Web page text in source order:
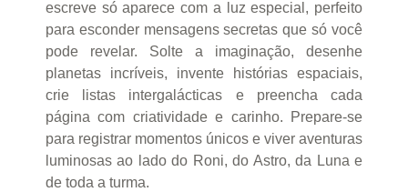
escreve só aparece com a luz especial, perfeito
para esconder mensagens secretas que só você
pode revelar. Solte a imaginação, desenhe
planetas incríveis, invente histórias espaciais,
crie listas intergalácticas e preencha cada
página com criatividade e carinho. Prepare-se
para registrar momentos únicos e viver aventuras
luminosas ao lado do Roni, do Astro, da Luna e
de toda a turma.